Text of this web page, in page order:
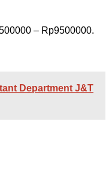
– Rp9500000.
Department J&T